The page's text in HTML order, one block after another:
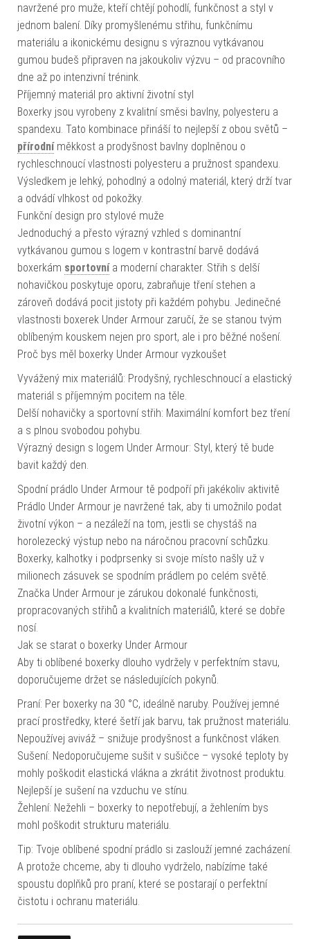
navržené pro muže, kteří chtějí pohodlí, funkčnost a styl v
jednom balení. Díky promyšlenému střihu, funkčnímu
materiálu a ikonickému designu s výraznou vytkávanou
gumou budeš připraven na jakoukoliv výzvu – od pracovního
dne až po intenzivní trénink.
Příjemný materiál pro aktivní životní styl
Boxerky jsou vyrobeny z kvalitní směsi bavlny, polyesteru a
spandexu. Tato kombinace přináší to nejlepší z obou světů –
přírodníměkkost a prodyšnost bavlny doplněnou o
rychleschnoucí vlastnosti polyesteru a pružnost spandexu.
Výsledkem je lehký, pohodlný a odolný materiál, který drží tvar
a odvádí vlhkost od pokožky.
Funkční design pro stylové muže
Jednoduchý a přesto výrazný vzhled s dominantní
vytkávanou gumou s logem v kontrastní barvě dodává
boxerkám sportovnía moderní charakter. Střih s delší
nohavičkou poskytuje oporu, zabraňuje tření stehen a
zároveň dodává pocit jistoty při každém pohybu. Jedinečné
vlastnosti boxerek Under Armour zaručí, že se stanou tvým
oblíbeným kouskem nejen pro sport, ale i pro běžné nošení.
Proč bys měl boxerky Under Armour vyzkoušet
Vyvážený mix materiálů: Prodyšný, rychleschnoucí a elastický
materiál s příjemným pocitem na těle.
Delší nohavičky a sportovní střih: Maximální komfort bez tření
a s plnou svobodou pohybu.
Výrazný design s logem Under Armour: Styl, který tě bude
bavit každý den.
Spodní prádlo Under Armour tě podpoří při jakékoliv aktivitě
Prádlo Under Armour je navržené tak, aby ti umožnilo podat
životní výkon – a nezáleží na tom, jestli se chystáš na
horolezecký výstup nebo na náročnou pracovní schůzku.
Boxerky, kalhotky i podprsenky si svoje místo našly už v
milionech zásuvek se spodním prádlem po celém světě.
Značka Under Armour je zárukou dokonalé funkčnosti,
propracovaných střihů a kvalitních materiálů, které se dobře
nosí.
Jak se starat o boxerky Under Armour
Aby ti oblíbené boxerky dlouho vydržely v perfektním stavu,
doporučujeme držet se následujících pokynů.
Praní: Per boxerky na 30 °C, ideálně naruby. Používej jemné
prací prostředky, které šetří jak barvu, tak pružnost materiálu.
Nepoužívej aviváž – snižuje prodyšnost a funkčnost vláken.
Sušení: Nedoporučujeme sušit v sušičce – vysoké teploty by
mohly poškodit elastická vlákna a zkrátit životnost produktu.
Nejlepší je sušení na vzduchu ve stínu.
Žehlení: Nežehli – boxerky to nepotřebují, a žehlením bys
mohl poškodit strukturu materiálu.
Tip: Tvoje oblíbené spodní prádlo si zaslouží jemné zacházení.
A protože chceme, aby ti dlouho vydrželo, nabízíme také
spoustu doplňků pro praní, které se postarají o perfektní
čistotu i ochranu materiálu.